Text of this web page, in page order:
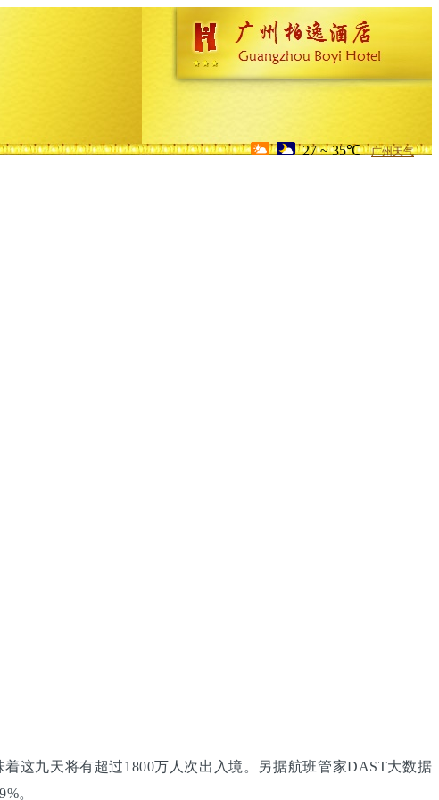
27 ~ 35℃ 广州天气
这九天将有超过1800万人次出入境。另据航班管家DAST大数据
。